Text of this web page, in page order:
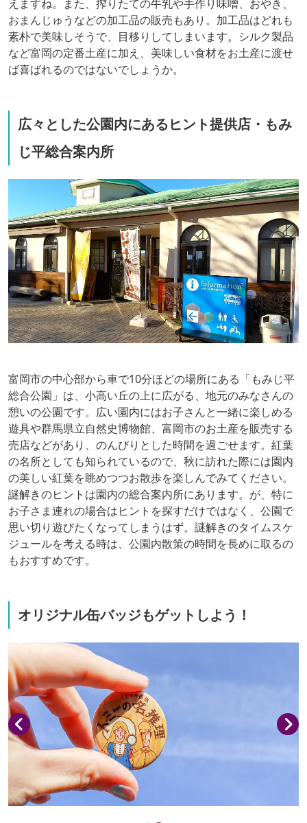
えますね。また、搾りたての牛乳や手作り味噌、おやき、
おまんじゅうなどの加工品の販売もあり。加工品はどれも
素朴で美味しそうで、目移りしてしまいます。シルク製品
など富岡の定番土産に加え、美味しい食材をお土産に渡せ
ば喜ばれるのではないでしょうか。
広々とした公園内にあるヒント提供店・もみ
じ平総合案内所
富岡市の中心部から車で10分ほどの場所にある「もみじ平
総合公園」は、小高い丘の上に広がる、地元のみなさんの
憩いの公園です。広い園内にはお子さんと一緒に楽しめる
遊具や群馬県立自然史博物館、富岡市のお土産を販売する
売店などがあり、のんびりとした時間を過ごせます。紅葉
の名所としても知られているので、秋に訪れた際には園内
の美しい紅葉を眺めつつお散歩を楽しんでみてください。
謎解きのヒントは園内の総合案内所にあります。が、特に
お子さま連れの場合はヒントを探すだけではなく、公園で
思い切り遊びたくなってしまうはず。謎解きのタイムスケ
ジュールを考える時は、公園内散策の時間を長めに取るの
もおすすめです。
オリジナル缶バッジもゲットしよう！